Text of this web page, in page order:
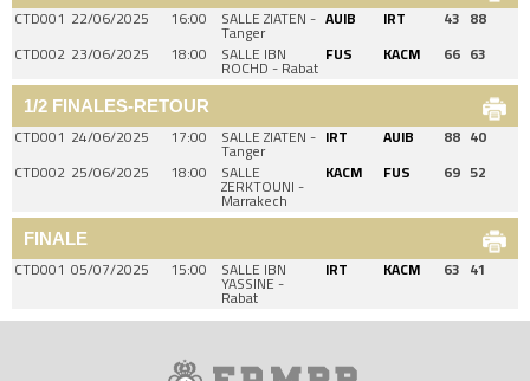
CTD001 22/06/2025 16:00 SALLE ZIATEN -
Tanger
AUIB IRT 43 88
CTD002 23/06/2025 18:00 SALLE IBN
ROCHD - Rabat
FUS KACM 66 63
1/2 FINALES-RETOUR
CTD001 24/06/2025 17:00 SALLE ZIATEN -
Tanger
IRT AUIB 88 40
CTD002 25/06/2025 18:00 SALLE
ZERKTOUNI -
Marrakech
KACM FUS 69 52
FINALE
CTD001 05/07/2025 15:00 SALLE IBN
YASSINE -
Rabat
IRT KACM 63 41